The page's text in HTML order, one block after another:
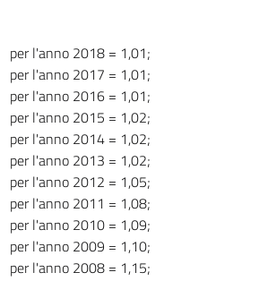
per l'anno 2018 = 1,01;
per l'anno 2017 = 1,01;
per l'anno 2016 = 1,01;
per l'anno 2015 = 1,02;
per l'anno 2014 = 1,02;
per l'anno 2013 = 1,02;
per l'anno 2012 = 1,05;
per l'anno 2011 = 1,08;
per l'anno 2010 = 1,09;
per l'anno 2009 = 1,10;
per l'anno 2008 = 1,15;